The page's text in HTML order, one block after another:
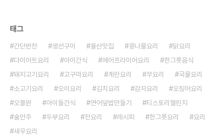
태그
간단반찬 생선구이 울산맛집 콩나물요리
닭요리
다이어트요리
아이간식 에어프라이어요리
한그릇음식
돼지고기요리
고구마요리 계란요리 무요리
국물요리
소고기요리
오이요리 김치요리 감자요리
오징어요리
오블완
아이들간식 연어덮밥만들기
티스토리챌린지
술안주
두부요리 전요리 레시피 한그릇요리
요리
새우요리